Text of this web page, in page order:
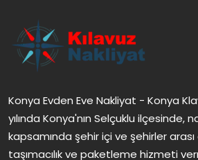
Konya Evden Eve Nakliyat - Konya
yılında Konya'nın Selçuklu ilçesinde,
kapsamında şehir içi ve şehirler
taşımacılık ve paketleme hizmeti